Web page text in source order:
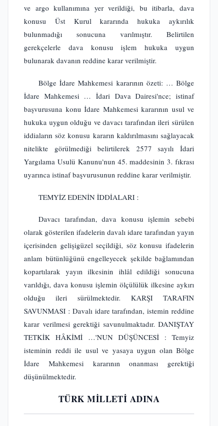
ve argo kullanımına yer verildiği, bu itibarla, dava
konusu Üst Kurul kararında hukuka aykırılık
bulunmadığı sonucuna varılmıştır. Belirtilen
gerekçelerle dava konusu işlem hukuka uygun
bulunarak davanın reddine karar verilmiştir.
Bölge İdare Mahkemesi kararının özeti: … Bölge
İdare Mahkemesi … İdari Dava Dairesi'nce; istinaf
başvurusuna konu İdare Mahkemesi kararının usul ve
hukuka uygun olduğu ve davacı tarafından ileri sürülen
iddiaların söz konusu kararın kaldırılmasını sağlayacak
nitelikte görülmediği belirtilerek 2577 sayılı İdari
Yargılama Usulü Kanunu'nun 45. maddesinin 3. fıkrası
uyarınca istinaf başvurusunun reddine karar verilmiştir.
TEMYİZ EDENİN İDDİALARI :
Davacı tarafından, dava konusu işlemin sebebi
olarak gösterilen ifadelerin davalı idare tarafından yayın
içerisinden gelişigüzel seçildiği, söz konusu ifadelerin
anlam bütünlüğünü engelleyecek şekilde bağlamından
kopartılarak yayın ilkesinin ihlâl edildiği sonucuna
varıldığı, dava konusu işlemin ölçülülük ilkesine aykırı
olduğu ileri sürülmektedir. KARŞI TARAFIN
SAVUNMASI : Davalı idare tarafından, istemin reddine
karar verilmesi gerektiği savunulmaktadır. DANIŞTAY
TETKİK HÂKİMİ …'NUN DÜŞÜNCESİ : Temyiz
isteminin reddi ile usul ve yasaya uygun olan Bölge
İdare Mahkemesi kararının onanması gerektiği
düşünülmektedir.
TÜRK MİLLETİ ADINA